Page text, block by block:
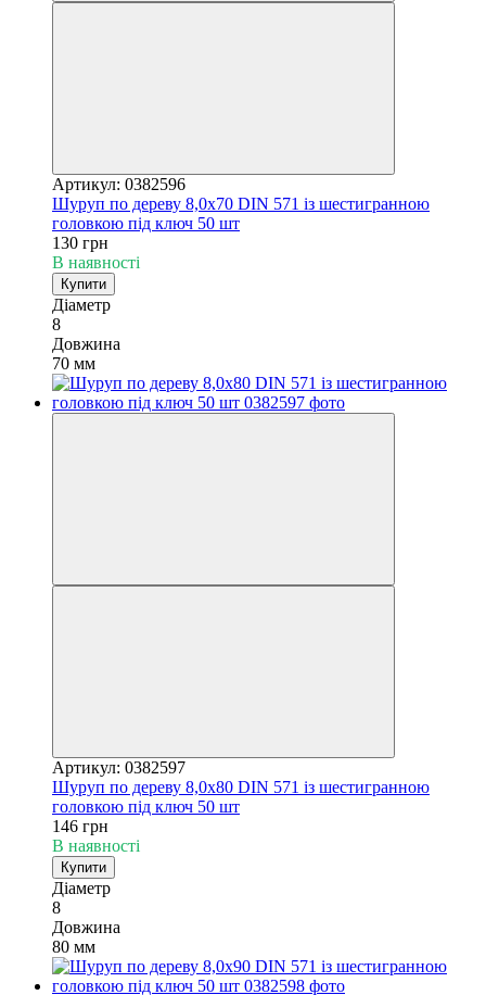
Артикул: 0382596
Шуруп по дереву 8,0х70 DIN 571 із шестигранною
головкою під ключ 50 шт
130 грн
В наявності
Купити
Діаметр
8
Довжина
70 мм
Артикул: 0382597
Шуруп по дереву 8,0х80 DIN 571 із шестигранною
головкою під ключ 50 шт
146 грн
В наявності
Купити
Діаметр
8
Довжина
80 мм